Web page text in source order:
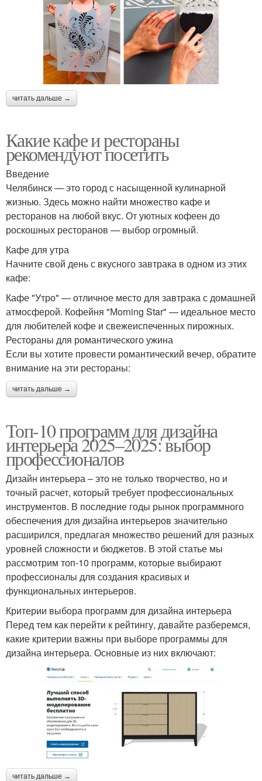
читать дальше →
Какие кафе и рестораны
рекомендуют посетить
Введение
Челябинск — это город с насыщенной кулинарной
жизнью. Здесь можно найти множество кафе и
ресторанов на любой вкус. От уютных кофеен до
роскошных ресторанов — выбор огромный.
Кафе для утра
Начните свой день с вкусного завтрака в одном из этих
кафе:
Кафе "Утро" — отличное место для завтрака с домашней
атмосферой. Кофейня "Мorning Star" — идеальное место
для любителей кофе и свежеиспеченных пирожных.
Рестораны для романтического ужина
Если вы хотите провести романтический вечер, обратите
внимание на эти рестораны:
читать дальше →
Топ-10 программ для дизайна
интерьера 2025–2025: выбор
профессионалов
Дизайн интерьера – это не только творчество, но и
точный расчет, который требует профессиональных
инструментов. В последние годы рынок программного
обеспечения для дизайна интерьеров значительно
расширился, предлагая множество решений для разных
уровней сложности и бюджетов. В этой статье мы
рассмотрим топ-10 программ, которые выбирают
профессионалы для создания красивых и
функциональных интерьеров.
Критерии выбора программ для дизайна интерьера
Перед тем как перейти к рейтингу, давайте разберемся,
какие критерии важны при выборе программы для
дизайна интерьера. Основные из них включают:
читать дальше →